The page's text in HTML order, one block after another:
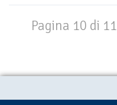
Pagina 10 di 11